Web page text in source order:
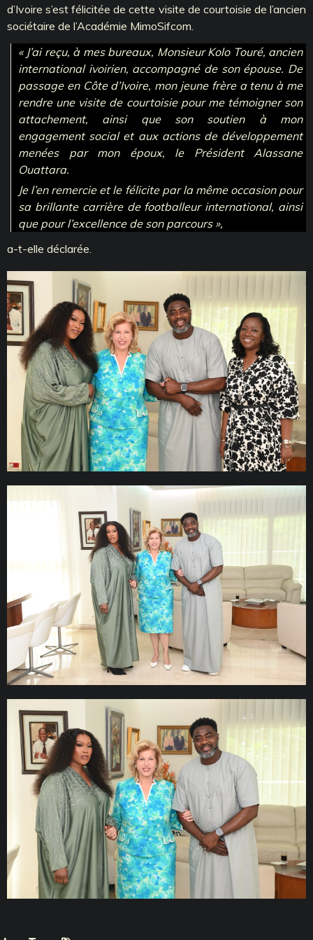
d’Ivoire s’est félicitée de cette visite de courtoisie de l’ancien
sociétaire de l’Académie MimoSifcom.
« J’ai reçu, à mes bureaux, Monsieur Kolo Touré, ancien
international ivoirien, accompagné de son épouse. De
passage en Côte d’Ivoire, mon jeune frère a tenu à me
rendre une visite de courtoisie pour me témoigner son
attachement, ainsi que son soutien à mon
engagement social et aux actions de développement
menées par mon époux, le Président Alassane
Ouattara.
Je l’en remercie et le félicite par la même occasion pour
sa brillante carrière de footballeur international, ainsi
que pour l’excellence de son parcours »,
a-t-elle déclarée.